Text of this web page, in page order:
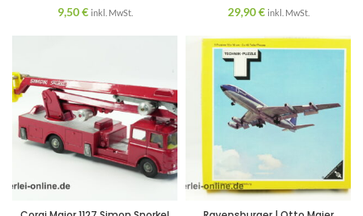
9,50€ inkl. MwSt. 29,90€ inkl. MwSt.